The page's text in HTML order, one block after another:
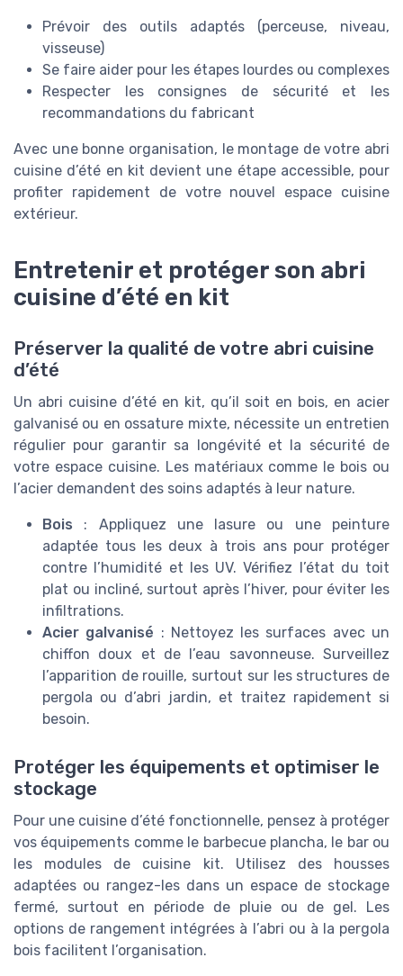
Prévoir des outils adaptés (perceuse, niveau,
visseuse)
Se faire aider pour les étapes lourdes ou complexes
Respecter les consignes de sécurité et les
recommandations du fabricant
Avec une bonne organisation, le montage de votre abri
cuisine d’été en kit devient une étape accessible, pour
profiter rapidement de votre nouvel espace cuisine
extérieur.
Entretenir et protéger son abri
cuisine d’été en kit
Préserver la qualité de votre abri cuisine
d’été
Un abri cuisine d’été en kit, qu’il soit en bois, en acier
galvanisé ou en ossature mixte, nécessite un entretien
régulier pour garantir sa longévité et la sécurité de
votre espace cuisine. Les matériaux comme le bois ou
l’acier demandent des soins adaptés à leur nature.
Bois : Appliquez une lasure ou une peinture
adaptée tous les deux à trois ans pour protéger
contre l’humidité et les UV. Vérifiez l’état du toit
plat ou incliné, surtout après l’hiver, pour éviter les
infiltrations.
Acier galvanisé : Nettoyez les surfaces avec un
chiffon doux et de l’eau savonneuse. Surveillez
l’apparition de rouille, surtout sur les structures de
pergola ou d’abri jardin, et traitez rapidement si
besoin.
Protéger les équipements et optimiser le
stockage
Pour une cuisine d’été fonctionnelle, pensez à protéger
vos équipements comme le barbecue plancha, le bar ou
les modules de cuisine kit. Utilisez des housses
adaptées ou rangez-les dans un espace de stockage
fermé, surtout en période de pluie ou de gel. Les
options de rangement intégrées à l’abri ou à la pergola
bois facilitent l’organisation.